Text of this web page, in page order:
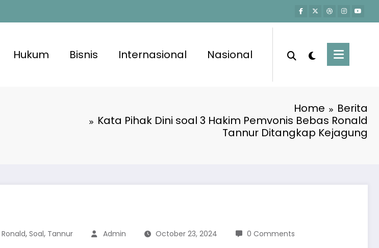
Hukum Bisnis Internasional Nasional
Home
Berita
Kata Pihak Dini soal 3 Hakim Pemvonis Bebas Ronald
Tannur Ditangkap Kejagung
Ronald, Soal, Tannur Admin October 23, 2024 0 Comments